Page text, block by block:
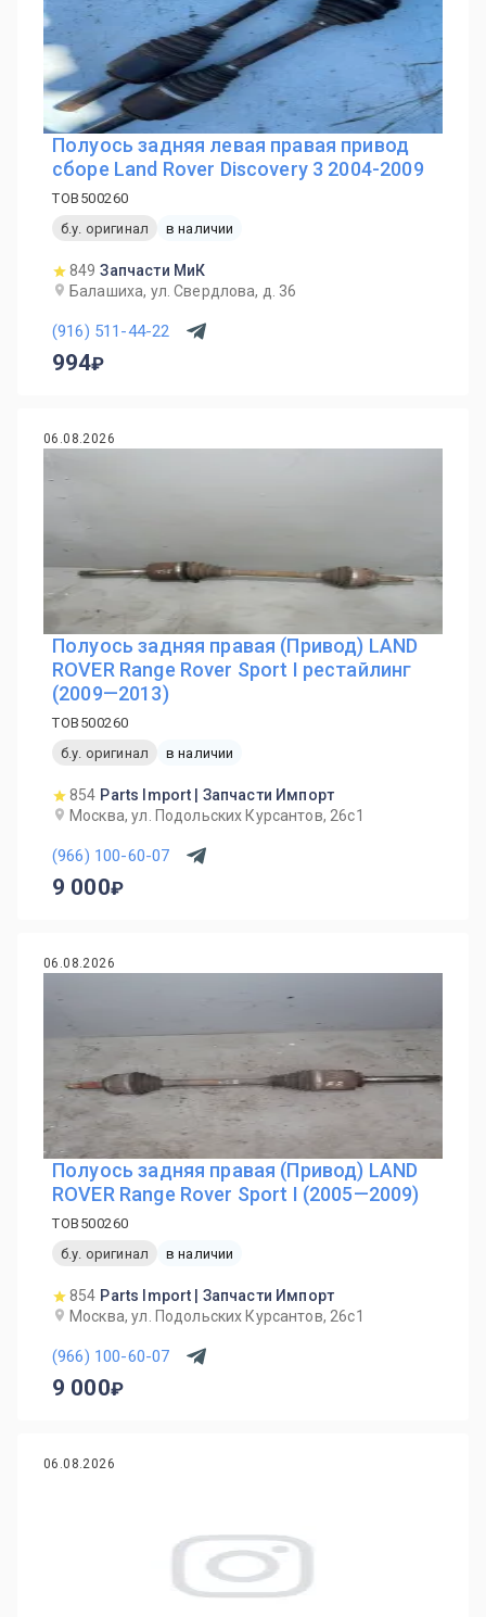
Полуось задняя левая правая привод
сборе Land Rover Discovery 3 2004-2009
TOB500260
б.у. оригинал
в наличии
849 Запчасти МиК
Балашиха, ул. Свердлова, д. 36
(916) 511-44-22
994
06.08.2026
Полуось задняя правая (Привод) LAND
ROVER Range Rover Sport I рестайлинг
(2009—2013)
TOB500260
б.у. оригинал
в наличии
854 Parts Import | Запчасти Импорт
Москва, ул. Подольских Курсантов, 26с1
(966) 100-60-07
9 000
06.08.2026
Полуось задняя правая (Привод) LAND
ROVER Range Rover Sport I (2005—2009)
TOB500260
б.у. оригинал
в наличии
854 Parts Import | Запчасти Импорт
Москва, ул. Подольских Курсантов, 26с1
(966) 100-60-07
9 000
06.08.2026